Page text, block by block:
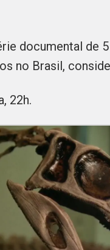
documental de
no Brasil,
22h.